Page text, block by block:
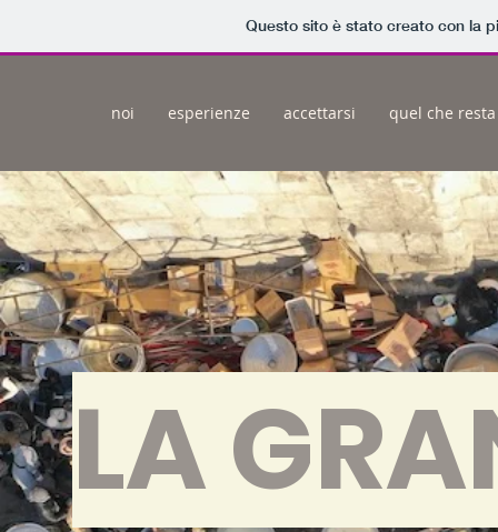
Questo sito è stato creato con la
noi esperienze accettarsi quel che
LA